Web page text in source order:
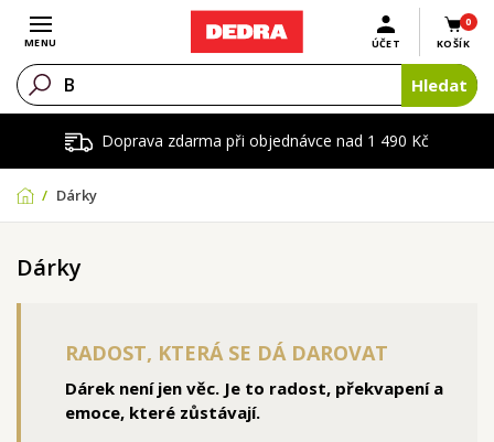
Doprava zdarma při objednávce nad 1 490 Kč
Otevřít menu
MENU
0
KOŠÍK
ÚČET
Hledat
Dárky
Dárky
RADOST, KTERÁ SE DÁ DAROVAT
Dárek není jen věc. Je to radost, překvapení a
emoce, které zůstávají.